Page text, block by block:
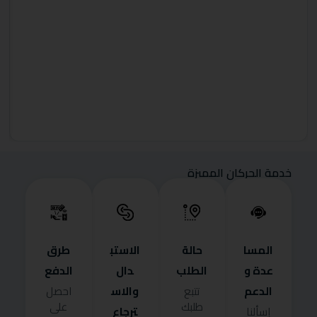
خدمة الحركان المميزة
المسا
عدة و
الدعم
إسألنا
حالة
الطلب
تتبع
طلبك
الاستب
دال
والاس
ترجاع
طرق
الدفع
احصل
على